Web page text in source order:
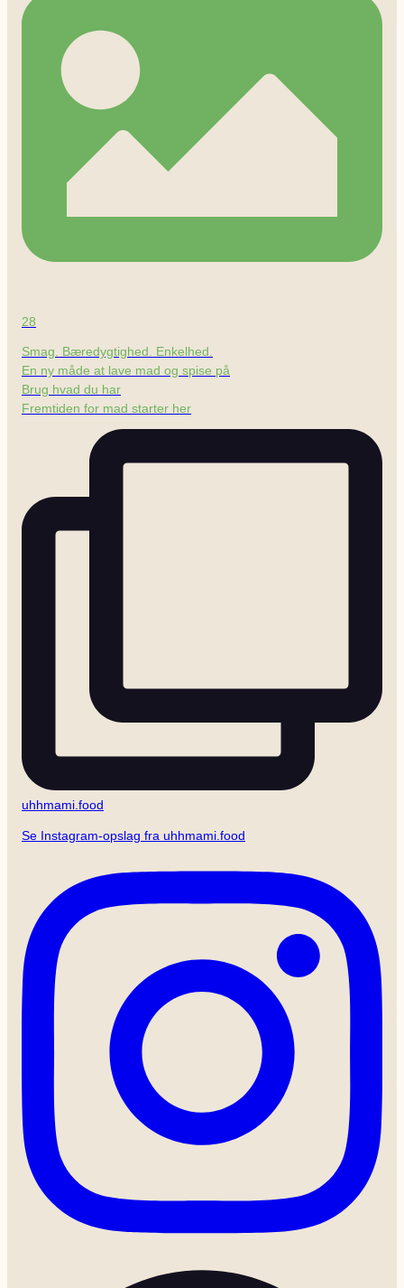
28
Smag. Bæredygtighed. Enkelhed.
En ny måde at lave mad og spise på
Brug hvad du har
Fremtiden for mad starter her
uhhmami.food
Se Instagram-opslag fra uhhmami.food